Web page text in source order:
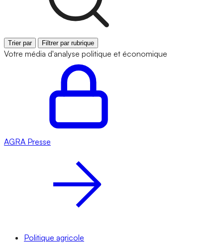
Trier par Filtrer par rubrique
Votre média d'analyse politique et économique
AGRA Presse
Politique agricole